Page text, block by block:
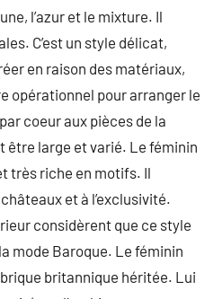
l’azur et le mixture. Il
C’est un style délicat,
en raison des matériaux,
opérationnel pour arranger le
coeur aux pièces de la
être large et varié. Le féminin
très riche en motifs. Il
et à l’exclusivité.
considèrent que ce style
mode Baroque. Le féminin
britannique héritée. Lui